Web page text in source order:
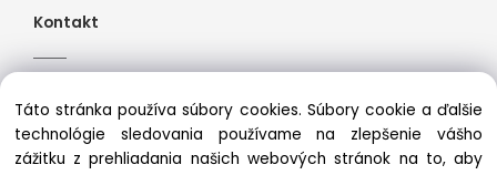
Kontakt
Mail:info@premiosport.sk
Táto stránka používa súbory cookies. Súbory cookie a ďalšie
technológie sledovania používame na zlepšenie vášho
zážitku z prehliadania našich webových stránok na to, aby